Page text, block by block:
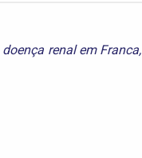
doença renal em Franca,